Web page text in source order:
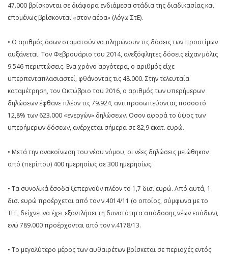
47.000 βρίσκονται σε διάφορα ενδιάμεσα στάδια της διαδικασίας και
επομένως βρίσκονται «στον αέρα» (λόγω ΣτΕ).
• Ο αριθμός όσων σταματούν να πληρώνουν τις δόσεις των προστίμων
αυξάνεται. Τον Φεβρουάριο του 2014, ανεξόφλητες δόσεις είχαν μόλις
9.546 περιπτώσεις. Ενα χρόνο αργότερα, ο αριθμός είχε
υπερπενταπλασιαστεί, φθάνοντας τις 48.000. Στην τελευταία
καταμέτρηση, τον Οκτώβριο του 2016, ο αριθμός των υπερήμερων
δηλώσεων έφθανε πλέον τις 79.924, αντιπροσωπεύοντας ποσοστό
12,8% των 623.000 «ενεργών» δηλώσεων. Οσον αφορά το ύψος των
υπερήμερων δόσεων, ανέρχεται σήμερα σε 82,9 εκατ. ευρώ.
• Μετά την ανακοίνωση του νέου νόμου, οι νέες δηλώσεις μειώθηκαν
από (περίπου) 400 ημερησίως σε 300 ημερησίως.
• Τα συνολικά έσοδα ξεπερνούν πλέον το 1,7 δισ. ευρώ. Από αυτά, 1
δισ. ευρώ προέρχεται από τον ν.4014/11 (ο οποίος, σύμφωνα με το
ΤΕΕ, δείχνει να έχει εξαντλήσει τη δυνατότητα απόδοσης νέων εσόδων),
ενώ 789.000 προέρχονται από τον ν.4178/13.
• Το μεγαλύτερο μέρος των αυθαιρέτων βρίσκεται σε περιοχές εντός